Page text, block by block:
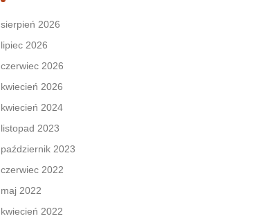
sierpień 2026
lipiec 2026
czerwiec 2026
kwiecień 2026
kwiecień 2024
listopad 2023
październik 2023
czerwiec 2022
maj 2022
kwiecień 2022